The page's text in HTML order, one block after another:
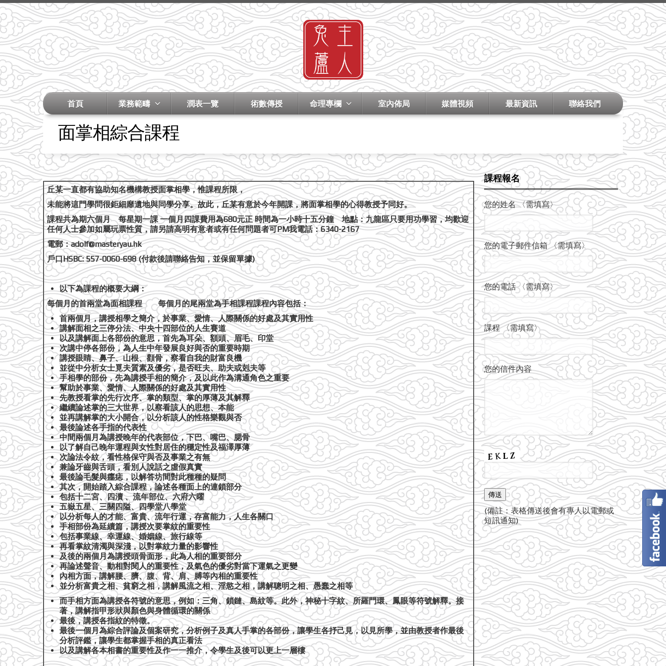
首頁 業務範疇 潤表一覽 術數傳授 命理專欄 室內佈局 媒體視頻 最新資訊 聯絡我們
面掌相綜合課程
丘某一直都有協助知名機構教授面掌相學，惟課程所限，
未能將這門學問很鉅細靡遺地與同學分享。故此，丘某有意於今年開課，將面掌相學的心得教授予同好。
課程共為期六個月 每星期一課 一個月四課費用為680元正 時間為一小時十五分鐘地點：九龍區只要用功學習，均歡迎
任何人士參加如屬玩票性質，請另請高明有意者或有任何問題者可PM我電話：6340-2167
電郵：adolf@masteryau.hk
戶口HSBC: 557-0060-698 (付款後請聯絡告知，並保留單據)
以下為課程的概要大綱：
每個月的首兩堂為面相課程 每個月的尾兩堂為手相課程課程內容包括：
首兩個月，講授相學之簡介，於事業、愛情、人際關係的好處及其實用性
講解面相之三停分法、中央十四部位的人生賽道
以及講解面上各部份的意思，首先為耳朵、額頭、眉毛、印堂
次講中停各部份，為人生中年發展良好與否的重要時期
講授眼睛、鼻子、山根、顴骨，察看自我的財富良機
並從中分析女士覓夫質素及優劣，是否旺夫、助夫或剋夫等
手相學的部份，先為講授手相的簡介，及以此作為溝通角色之重要
幫助於事業、愛情、人際關係的好處及其實用性
先教授看掌的先行次序、掌的類型、掌的厚薄及其解釋
繼續論述掌的三大世界，以察看該人的思想、本能
並再講解掌的大小開合，以分析該人的性格樂觀與否
最後論述各手指的代表性
中間兩個月為講授晚年的代表部位，下巴、嘴巴、腮骨
以了解自己晚年運程與女性對居住的穩定性及福澤厚薄
次論法令紋，看性格保守與否及事業之有無
兼論牙齒與舌頭，看別人說話之虛假真實
最後論毛髮與癦痣，以解答坊間對此種種的疑問
其次，開始踏入綜合課程，論述各種面上的連鎖部分
包括十二宮、四瀆 、流年部位、六府六曜
五嶽五星、三關四隘、四學堂八學堂
以分析每人的才能、富貴、流年行運，存富能力，人生各關口
手相部份為延續篇，講授次要掌紋的重要性
包括事業線、幸運線、婚姻線、旅行線等
再看掌紋清濁與深淺，以對掌紋力量的影響性
及後的兩個月為講授頭骨面形，此為人相的重要部分
再論述聲音、動相對閱人的重要性，及氣色的優劣對當下運氣之更變
內相方面，講解腰、臍、腹、背、肩、膊等內相的重要性
並分析富貴之相、貧窮之相，講解風流之相、淫慾之相，講解聰明之相、愚蠢之相等
而手相方面為講授各符號的意思，例如：三角、鎖鏈、島紋等。此外，神秘十字紋、所羅門環、鳳眼等符號解釋。接
著，講解指甲形狀與顏色與身體循環的關係
最後，講授各指紋的特徵。
最後一個月為綜合評論及個案研究，分析例子及真人手掌的各部份，讓學生各抒己見，以見所學，並由教授者作最後
分析評鑑，讓學生都掌握手相的真正看法
以及講解各本相書的重要性及作一一推介，令學生及後可以更上一層樓
課程報名
您的姓名 〈需填寫〉
您的電子郵件信箱 〈需填寫〉
您的電話 〈需填寫〉
課程 〈需填寫〉
您的信件內容
(備註：表格傳送後會有專人以電郵或
短訊通知)